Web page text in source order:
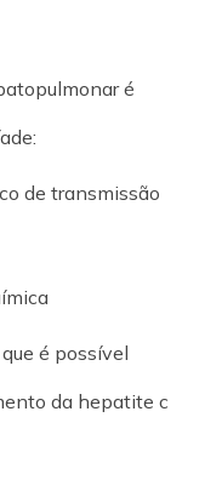
é
de transmissão
é possível
da hepatite c